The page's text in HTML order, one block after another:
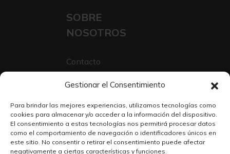
Gestionar el Consentimiento
Para brindar las mejores experiencias, utilizamos tecnologías como
cookies para almacenar y/o acceder a la información del dispositivo.
El consentimiento a estas tecnologías nos permitirá procesar datos
como el comportamiento de navegación o identificadores únicos en
este sitio. No consentir o retirar el consentimiento puede afectar
negativamente a ciertas características y funciones.
SOBRE
NOSOTROS
Contacto